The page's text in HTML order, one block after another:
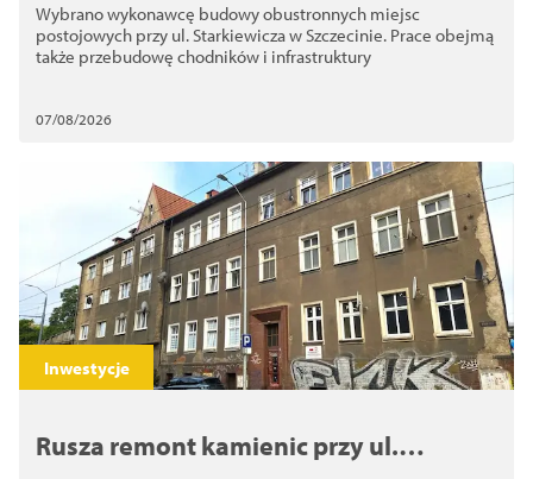
inwestycji
Wybrano wykonawcę budowy obustronnych miejsc
postojowych przy ul. Starkiewicza w Szczecinie. Prace obejmą
także przebudowę chodników i infrastruktury
07/08/2026
Inwestycje
Rusza remont kamienic przy ul.